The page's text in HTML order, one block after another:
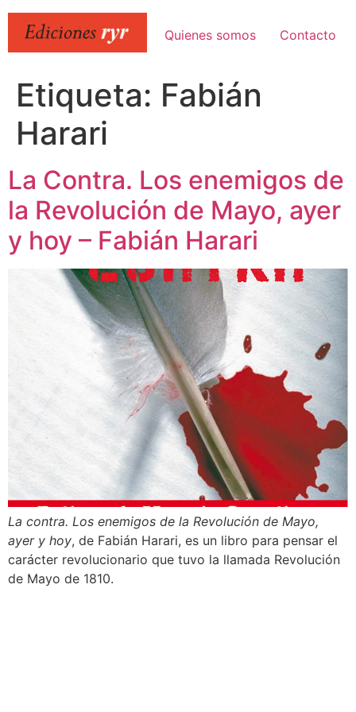
contenido
Quienes somos Contacto
Etiqueta: Fabián
Harari
La Contra. Los enemigos de
la Revolución de Mayo, ayer
y hoy – Fabián Harari
La contra. Los enemigos de la Revolución de Mayo,
ayer y hoy, de Fabián Harari, es un libro para pensar el
carácter revolucionario que tuvo la llamada Revolución
de Mayo de 1810.